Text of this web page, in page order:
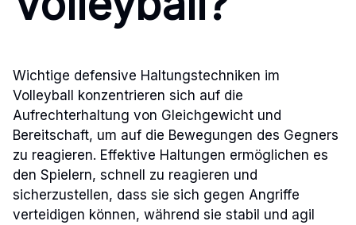
Wichtige defensive Haltungstechniken im
Volleyball konzentrieren sich auf die
Aufrechterhaltung von Gleichgewicht und
Bereitschaft, um auf die Bewegungen des Gegners
zu reagieren. Effektive Haltungen ermöglichen es
den Spielern, schnell zu reagieren und
sicherzustellen, dass sie sich gegen Angriffe
verteidigen können, während sie stabil und agil